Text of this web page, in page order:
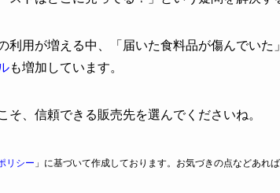
利用が増える中、「届いた食料品が傷んでい
も増加しています。
そ、信頼できる販売先を選んでくださいね。
リシー 」に基づいて作成しております。お気づきの点などあれば